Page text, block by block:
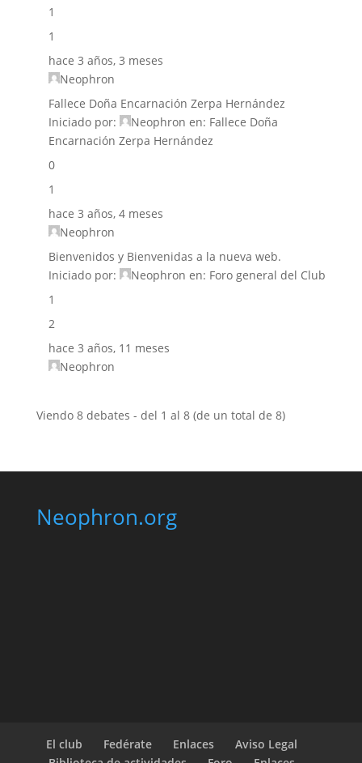
1
1
hace 3 años, 3 meses
Neophron
Fallece Doña Encarnación Zerpa Hernández
Iniciado por:
Neophron en: Fallece Doña
Encarnación Zerpa Hernández
0
1
hace 3 años, 4 meses
Neophron
Bienvenidos y Bienvenidas a la nueva web.
Iniciado por:
Neophron en: Foro general del Club
1
2
hace 3 años, 11 meses
Neophron
Viendo 8 debates - del 1 al 8 (de un total de 8)
Neophron.org
El club Fedérate Enlaces
Aviso Legal